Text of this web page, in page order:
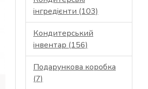
інгредієнти (103)
Кондитерський
інвентар (156)
Подарункова коробка
(7)